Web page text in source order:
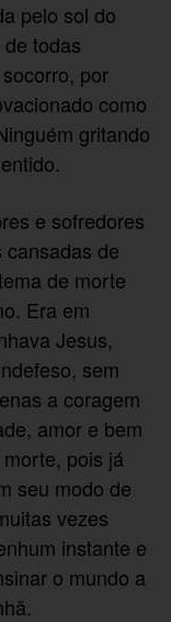
pelo sol do
todas
por
como
gritando
e sofredores
de
de morte
Era em
Jesus,
sem
a coragem
amor e bem
pois já
seu modo de
vezes
instante e
o mundo a